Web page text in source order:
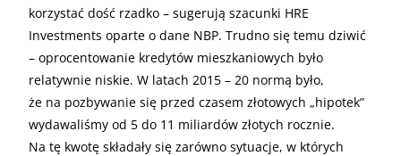
korzystać dość rzadko – sugerują szacunki HRE
Investments oparte o dane NBP. Trudno się temu dziwić
– oprocentowanie kredytów mieszkaniowych było
relatywnie niskie. W latach 2015 – 20 normą było,
że na pozbywanie się przed czasem złotowych „hipotek”
wydawaliśmy od 5 do 11 miliardów złotych rocznie.
Na tę kwotę składały się zarówno sytuacje, w których